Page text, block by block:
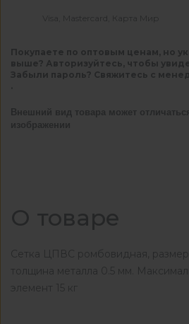
Visa, Mastercard, Карта Мир
Покупаете по оптовым ценам, но
выше? Авторизуйтесь, чтобы
Забыли пароль? Свяжитесь с
Внешний вид товара может
изображении
О товаре
Сетка ЦПВС ромбовидная, размер
толщина металла 0.5 мм.
элемент 15 кг